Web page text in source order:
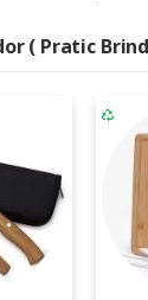
( Pratic